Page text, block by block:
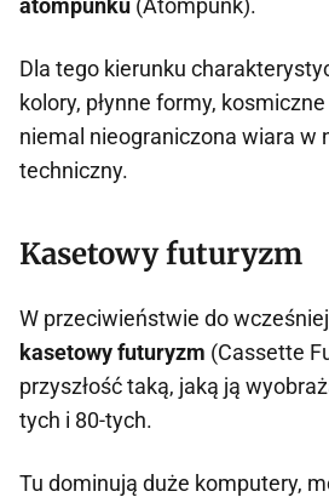
atompunku (Atompunk).
Dla tego kierunku
kolory, płynne formy,
niemal nieograniczona wiara w
techniczny.
Kasetowy futuryzm
W przeciwieństwie do
kasetowy futuryzm (Cassette
przyszłość taką, jaką ją
tych i 80-tych.
Tu dominują duże komputery,